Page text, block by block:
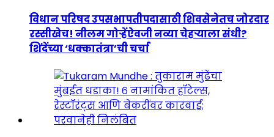
विधान परिषद उपसभापतीपदासाठी शिवसेनेतच जोरदार
रस्सीखेच! नीलम गोऱ्हेंऐवजी नव्या चेहऱ्याला संधी?
शिंदेंच्या ‘धक्कातंत्रा’ची चर्चा